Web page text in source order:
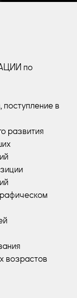
по
в
развития
возрастов